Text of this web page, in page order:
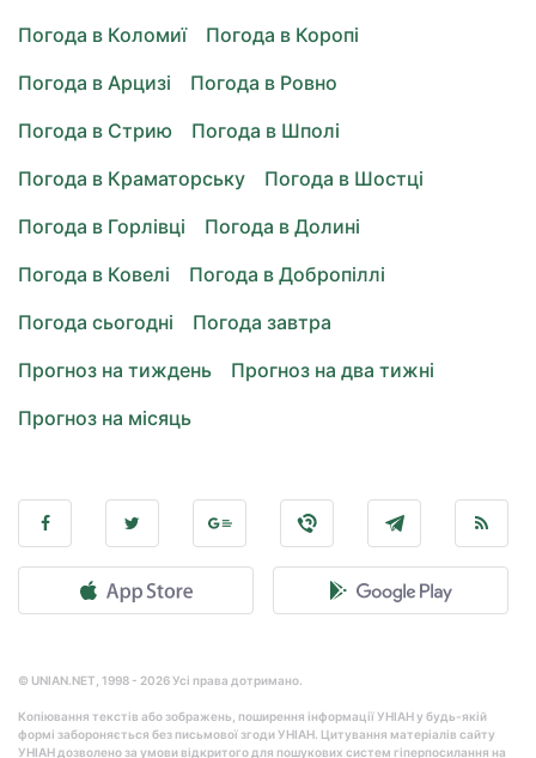
Погода в Коломиї
Погода в Коропі
Погода в Арцизі
Погода в Ровно
Погода в Стрию
Погода в Шполі
Погода в Краматорську
Погода в Шостці
Погода в Горлівці
Погода в Долині
Погода в Ковелі
Погода в Добропіллі
Погода сьогодні
Погода завтра
Прогноз на тиждень
Прогноз на два тижні
Прогноз на місяць
© UNIAN.NET, 1998 - 2026 Усі права дотримано.
Копіювання текстів або зображень, поширення інформації УНІАН у будь-якій
формі забороняється без письмової згоди УНІАН. Цитування матеріалів сайту
УНІАН дозволено за умови відкритого для пошукових систем гіперпосилання на